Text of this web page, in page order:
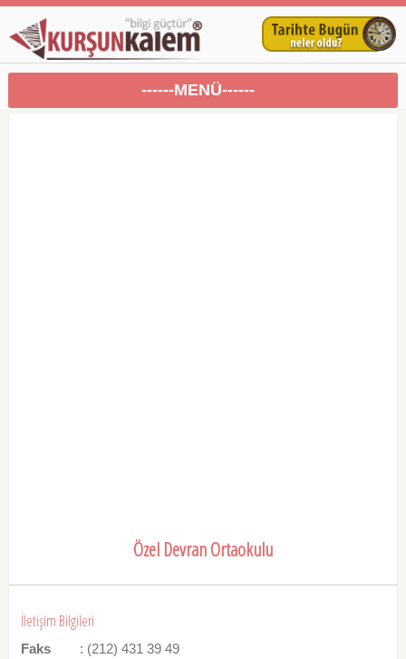
------MENÜ------
Özel Devran Ortaokulu
İletişim Bilgileri
Faks
: (212) 431 39 49